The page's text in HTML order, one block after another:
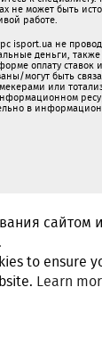
не может быть
работе.
isport.ua не
деньги, также
oплaту ставок
могут быть
или
в
сайтом
to ensure
Learn